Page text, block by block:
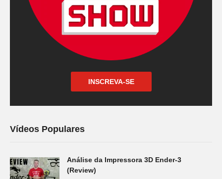
INSCREVA-SE
Vídeos Populares
Análise da Impressora 3D Ender-3
(Review)